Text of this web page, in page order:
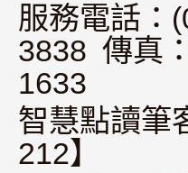
服務電話：
3838 傳真
1633
智慧點讀筆
212】